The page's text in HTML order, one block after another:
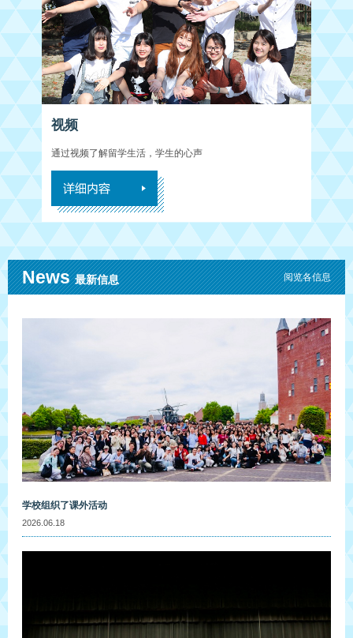
视频
通过视频了解留学生活，学生的心声
News最新信息 阅览各信息
学校组织了课外活动
2026.06.18